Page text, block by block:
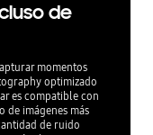
de
momentos
optimizado
es compatible con
de imágenes más
de ruido